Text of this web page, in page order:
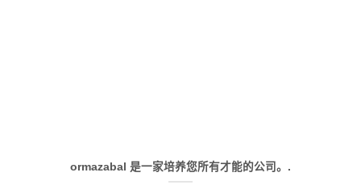
ormazabal 是一家培养您所有才能的公司。.